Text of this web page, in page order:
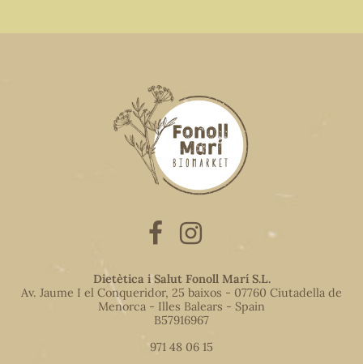
Dietètica i Salut Fonoll Marí S.L.
Av. Jaume I el Conqueridor, 25 baixos - 07760 Ciutadella de
Menorca - Illes Balears - Spain
B57916967
971 48 06 15